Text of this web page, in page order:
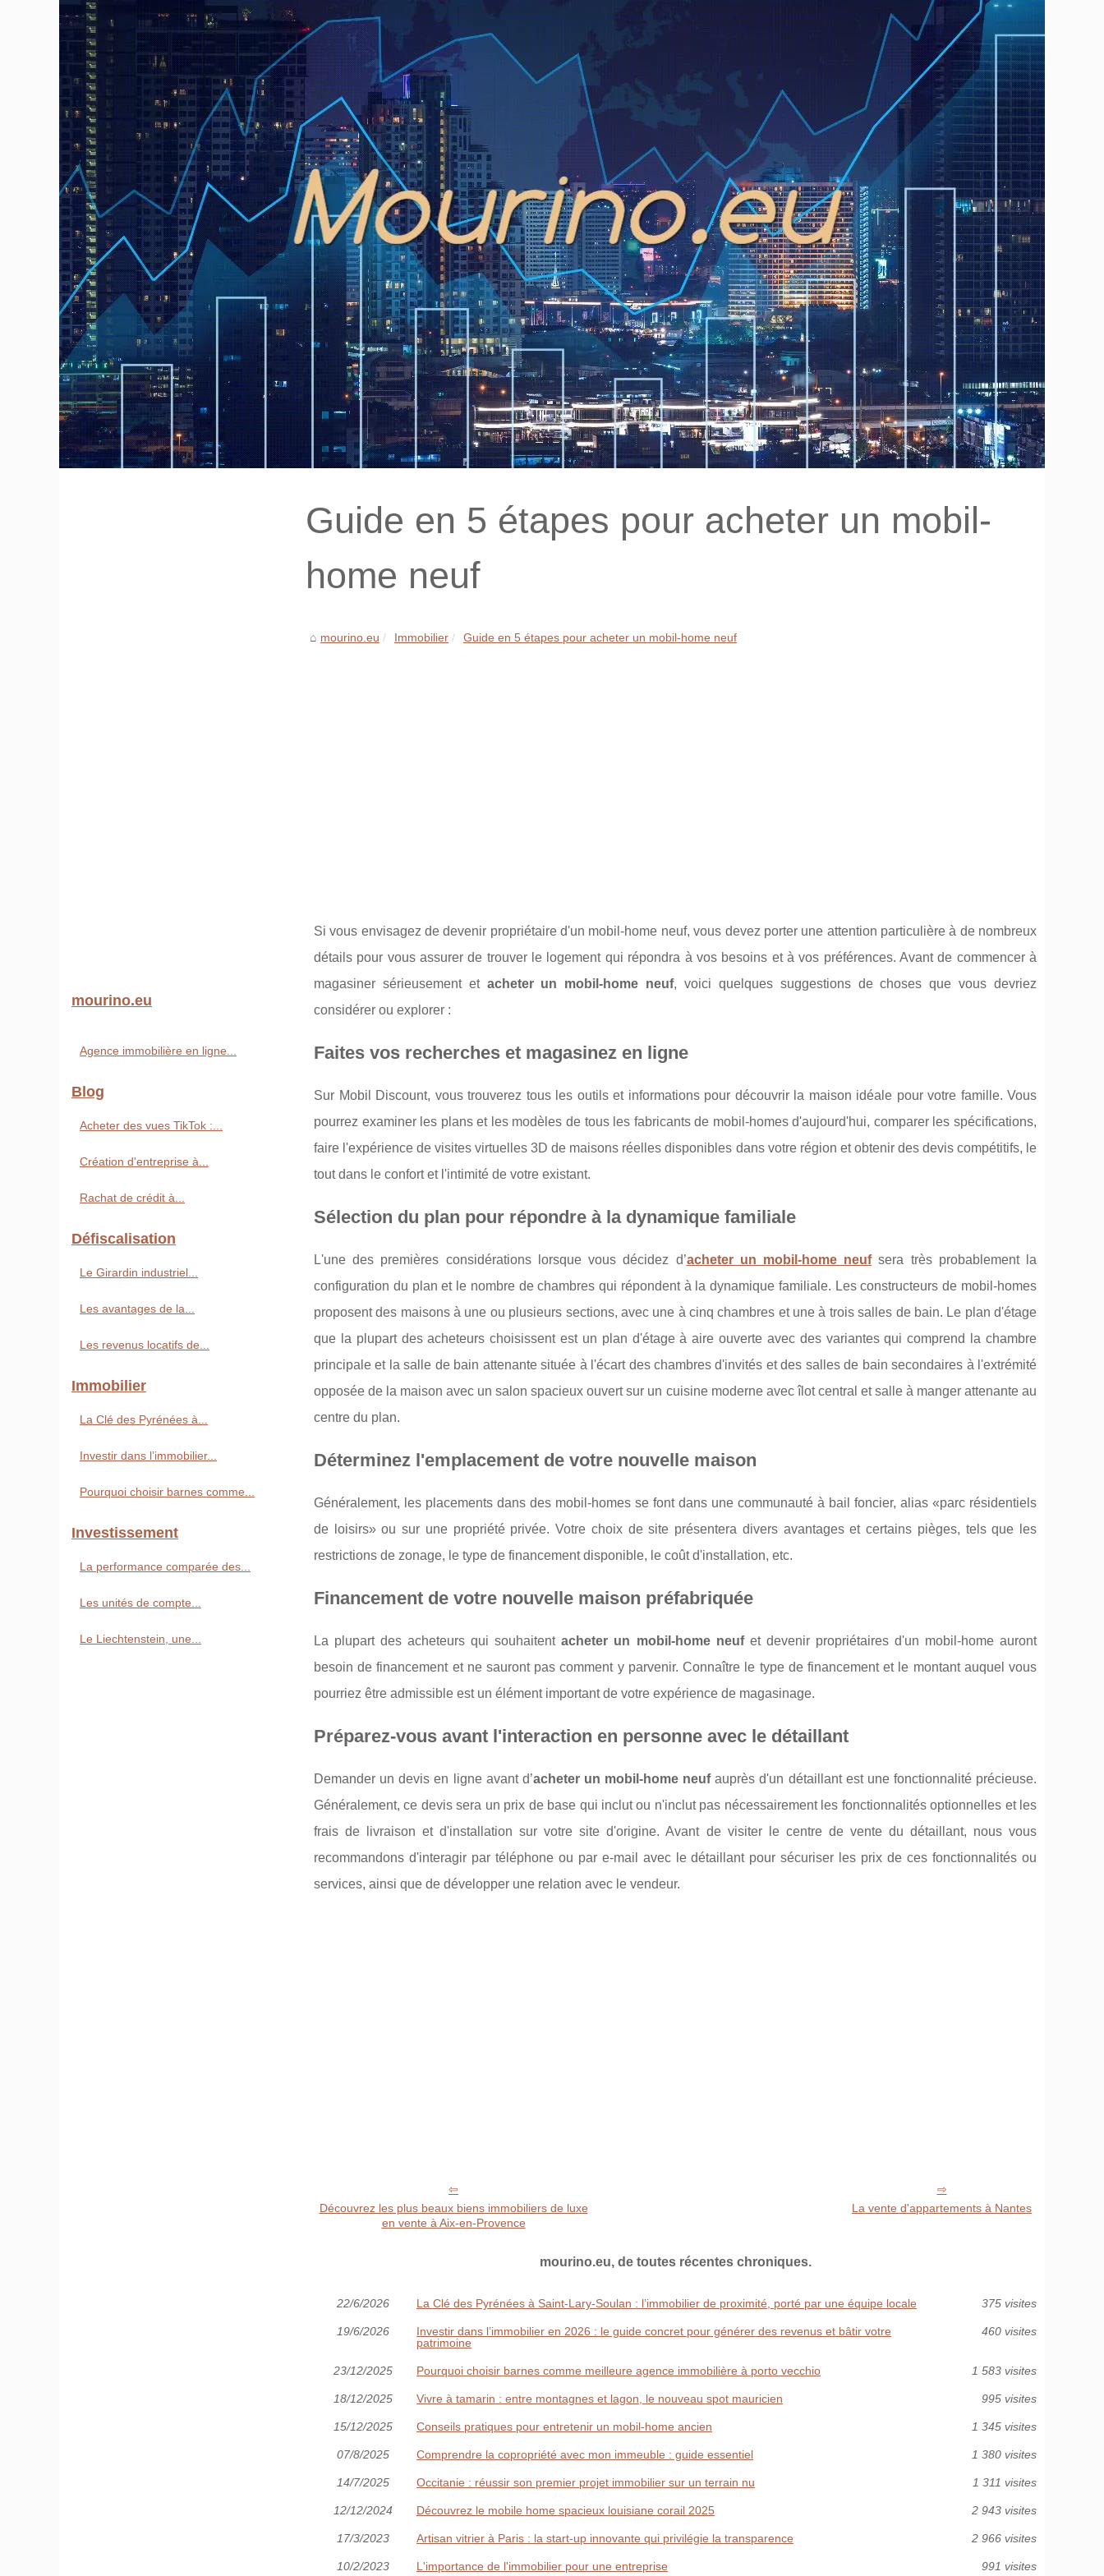
Guide en 5 étapes pour acheter un mobil-
home neuf
mourino.eu Immobilier Guide en 5 étapes pour acheter un mobil-home neuf
Si vous envisagez de devenir propriétaire d'un mobil-home neuf, vous devez porter une attention particulière à de nombreux
détails pour vous assurer de trouver le logement qui répondra à vos besoins et à vos préférences. Avant de commencer à
magasiner sérieusement et acheter un mobil-home neuf, voici quelques suggestions de choses que vous devriez
considérer ou explorer :
Faites vos recherches et magasinez en ligne
Sur Mobil Discount, vous trouverez tous les outils et informations pour découvrir la maison idéale pour votre famille. Vous
pourrez examiner les plans et les modèles de tous les fabricants de mobil-homes d'aujourd'hui, comparer les spécifications,
faire l'expérience de visites virtuelles 3D de maisons réelles disponibles dans votre région et obtenir des devis compétitifs, le
tout dans le confort et l'intimité de votre existant.
Sélection du plan pour répondre à la dynamique familiale
L'une des premières considérations lorsque vous décidez d’acheter un mobil-home neufsera très probablement la
configuration du plan et le nombre de chambres qui répondent à la dynamique familiale. Les constructeurs de mobil-homes
proposent des maisons à une ou plusieurs sections, avec une à cinq chambres et une à trois salles de bain. Le plan d'étage
que la plupart des acheteurs choisissent est un plan d'étage à aire ouverte avec des variantes qui comprend la chambre
principale et la salle de bain attenante située à l'écart des chambres d'invités et des salles de bain secondaires à l'extrémité
opposée de la maison avec un salon spacieux ouvert sur un cuisine moderne avec îlot central et salle à manger attenante au
centre du plan.
Déterminez l'emplacement de votre nouvelle maison
Généralement, les placements dans des mobil-homes se font dans une communauté à bail foncier, alias «parc résidentiels
de loisirs» ou sur une propriété privée. Votre choix de site présentera divers avantages et certains pièges, tels que les
restrictions de zonage, le type de financement disponible, le coût d'installation, etc.
Financement de votre nouvelle maison préfabriquée
La plupart des acheteurs qui souhaitentacheter un mobil-home neuf et devenir propriétaires d'un mobil-home auront
besoin de financement et ne sauront pas comment y parvenir. Connaître le type de financement et le montant auquel vous
pourriez être admissible est un élément important de votre expérience de magasinage.
Préparez-vous avant l'interaction en personne avec le détaillant
Demander un devis en ligne avant d’acheter un mobil-home neufauprès d'un détaillant est une fonctionnalité précieuse.
Généralement, ce devis sera un prix de base qui inclut ou n'inclut pas nécessairement les fonctionnalités optionnelles et les
frais de livraison et d'installation sur votre site d'origine. Avant de visiter le centre de vente du détaillant, nous vous
recommandons d'interagir par téléphone ou par e-mail avec le détaillant pour sécuriser les prix de ces fonctionnalités ou
services, ainsi que de développer une relation avec le vendeur.
Découvrez les plus beaux biens immobiliers de luxe
en vente à Aix-en-Provence
La vente d'appartements à Nantes
mourino.eu, de toutes récentes chroniques.
22/6/2026 La Clé des Pyrénées à Saint‑Lary‑Soulan : l’immobilier de proximité, porté par une équipe locale 375 visites
19/6/2026
Investir dans l’immobilier en 2026 : le guide concret pour générer des revenus et bâtir votre
patrimoine
460 visites
23/12/2025 Pourquoi choisir barnes comme meilleure agence immobilière à porto vecchio 1 583 visites
18/12/2025 Vivre à tamarin : entre montagnes et lagon, le nouveau spot mauricien 995 visites
15/12/2025 Conseils pratiques pour entretenir un mobil-home ancien 1 345 visites
07/8/2025 Comprendre la copropriété avec mon immeuble : guide essentiel 1 380 visites
14/7/2025 Occitanie : réussir son premier projet immobilier sur un terrain nu 1 311 visites
12/12/2024 Découvrez le mobile home spacieux louisiane corail 2025 2 943 visites
17/3/2023 Artisan vitrier à Paris : la start-up innovante qui privilégie la transparence 2 966 visites
10/2/2023 L'importance de l'immobilier pour une entreprise 991 visites
mourino.eu
Agence immobilière en ligne...
Blog
Acheter des vues TikTok :...
Création d'entreprise à...
Rachat de crédit à...
Défiscalisation
Le Girardin industriel...
Les avantages de la...
Les revenus locatifs de...
Immobilier
La Clé des Pyrénées à...
Investir dans l’immobilier...
Pourquoi choisir barnes comme...
Investissement
La performance comparée des...
Les unités de compte...
Le Liechtenstein, une...